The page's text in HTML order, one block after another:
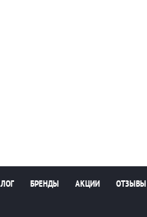
БРЕНДЫ АКЦИИ ОТЗЫВЫ